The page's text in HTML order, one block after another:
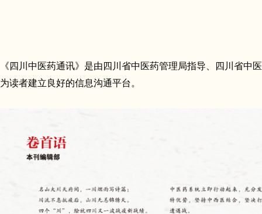
《四川中医药通讯》是由四川省中医药管理局指导、四川省
为读者建立良好的信息沟通平台。